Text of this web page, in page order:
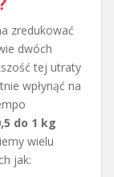
zredukować
dwóch
tej utraty
wpłynąć na
do 1 kg
wielu
jak: